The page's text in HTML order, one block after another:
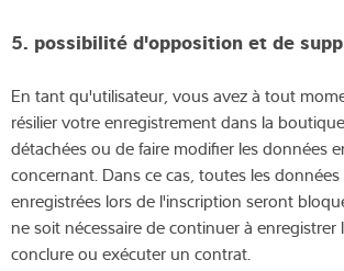
5. possibilité d'opposition et de
En tant qu'utilisateur, vous avez à tout
résilier votre enregistrement dans la
détachées ou de faire modifier les données
concernant. Dans ce cas, toutes les
enregistrées lors de l'inscription seront
ne soit nécessaire de continuer à
conclure ou exécuter un contrat.